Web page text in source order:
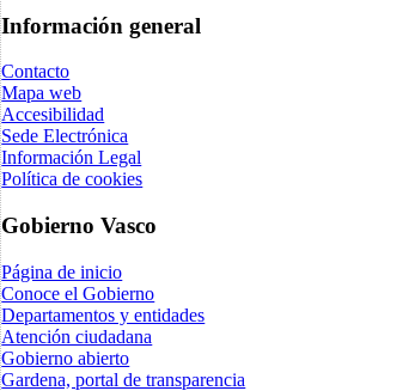
Información general
Contacto
Mapa web
Accesibilidad
Sede Electrónica
Información Legal
Política de cookies
Gobierno Vasco
Página de inicio
Conoce el Gobierno
Departamentos y entidades
Atención ciudadana
Gobierno abierto
Gardena, portal de transparencia